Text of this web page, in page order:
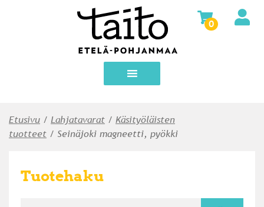
0
Etusivu / Lahja­tavarat / Käsityöläisten
tuotteet / Seinäjoki magneetti, pyökki
Tuotehaku